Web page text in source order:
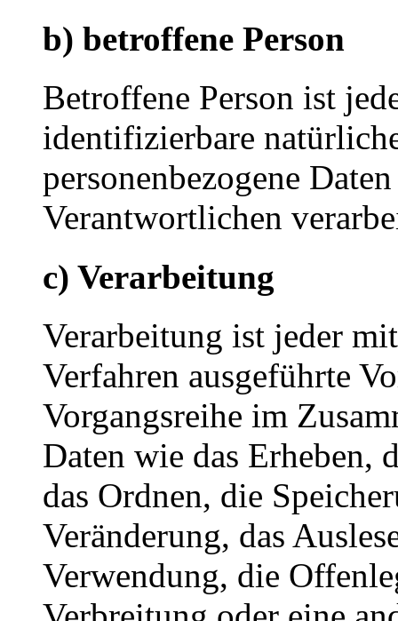
b) betroffene Person
Betroffene Person ist
identifizierbare
personenbezogene
Verantwortlichen
c) Verarbeitung
Verarbeitung ist jeder
Verfahren ausgeführte
Vorgangsreihe im
Daten wie das Erheben,
das Ordnen, die
Veränderung, das
Verwendung, die